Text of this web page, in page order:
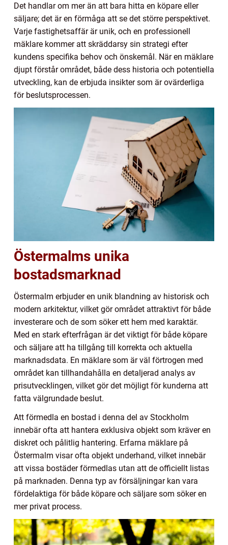
Det handlar om mer än att bara hitta en köpare eller
säljare; det är en förmåga att se det större perspektivet.
Varje fastighetsaffär är unik, och en professionell
mäklare kommer att skräddarsy sin strategi efter
kundens specifika behov och önskemål. När en mäklare
djupt förstår området, både dess historia och potentiella
utveckling, kan de erbjuda insikter som är ovärderliga
för beslutsprocessen.
Östermalms unika
bostadsmarknad
Östermalm erbjuder en unik blandning av historisk och
modern arkitektur, vilket gör området attraktivt för både
investerare och de som söker ett hem med karaktär.
Med en stark efterfrågan är det viktigt för både köpare
och säljare att ha tillgång till korrekta och aktuella
marknadsdata. En mäklare som är väl förtrogen med
området kan tillhandahålla en detaljerad analys av
prisutvecklingen, vilket gör det möjligt för kunderna att
fatta välgrundade beslut.
Att förmedla en bostad i denna del av Stockholm
innebär ofta att hantera exklusiva objekt som kräver en
diskret och pålitlig hantering. Erfarna mäklare på
Östermalm visar ofta objekt underhand, vilket innebär
att vissa bostäder förmedlas utan att de officiellt listas
på marknaden. Denna typ av försäljningar kan vara
fördelaktiga för både köpare och säljare som söker en
mer privat process.